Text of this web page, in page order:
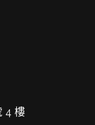
4 樓